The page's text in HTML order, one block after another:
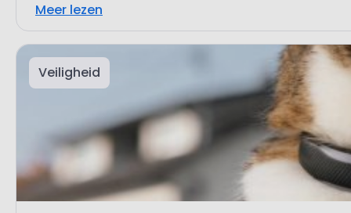
Meer lezen
Veiligheid